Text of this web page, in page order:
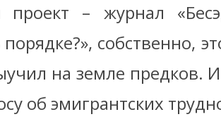
– журнал
порядке?», собственно,
на земле предков.
об эмигрантских